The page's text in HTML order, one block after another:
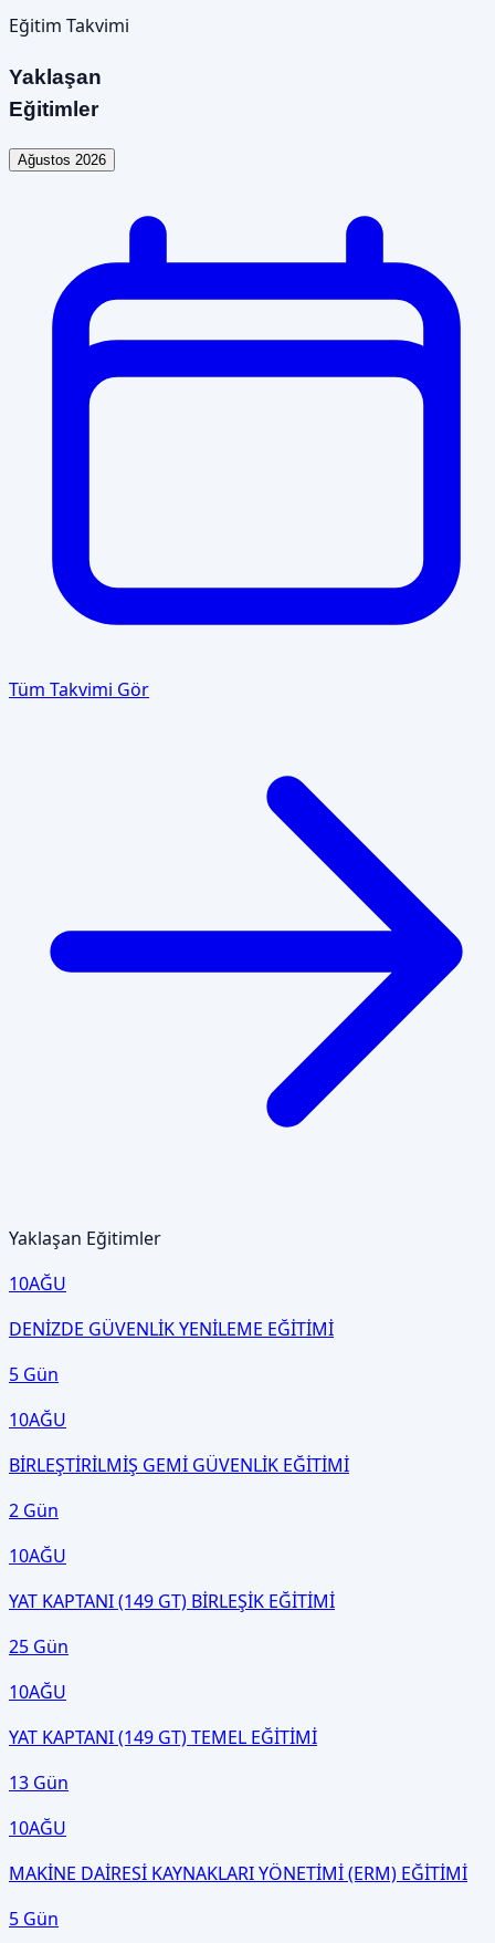
Eğitim Takvimi
Yaklaşan
Eğitimler
Ağustos 2026
Tüm Takvimi Gör
Yaklaşan Eğitimler
10AĞU
DENİZDE GÜVENLİK YENİLEME EĞİTİMİ
5 Gün
10AĞU
BİRLEŞTİRİLMİŞ GEMİ GÜVENLİK EĞİTİMİ
2 Gün
10AĞU
YAT KAPTANI (149 GT) BİRLEŞİK EĞİTİMİ
25 Gün
10AĞU
YAT KAPTANI (149 GT) TEMEL EĞİTİMİ
13 Gün
10AĞU
MAKİNE DAİRESİ KAYNAKLARI YÖNETİMİ (ERM) EĞİTİMİ
5 Gün